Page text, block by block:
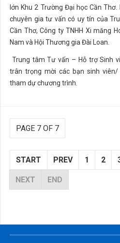
lớn Khu 2 Trường Đại học Cần
chuyên gia tư vấn có uy tín của
Cần Thơ, Công ty TNHH Xi măng
Nam và Hội Thương gia Đài Loan.
Trung tâm Tư vấn – Hỗ trợ Sinh
trân trọng mời các bạn sinh
tham dự chương trình.
PAGE 7 OF 7
START PREV 1 2
NEXT END